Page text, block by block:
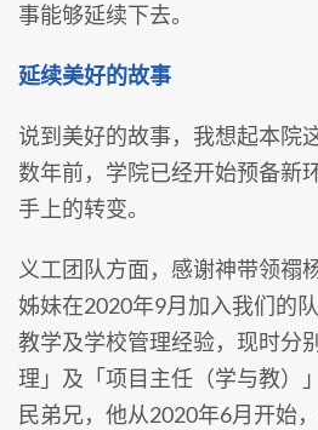
事能够延续下去。
延续美好的故事
说到美好的故事，我想起本院
数年前，学院已经开始预备新
手上的转变。
义工团队方面，感谢神带领禤
姊妹在2020年9月加入我们的
教学及学校管理经验，现时分
理」及「项目主任（学与教）
民弟兄，他从2020年6月开始